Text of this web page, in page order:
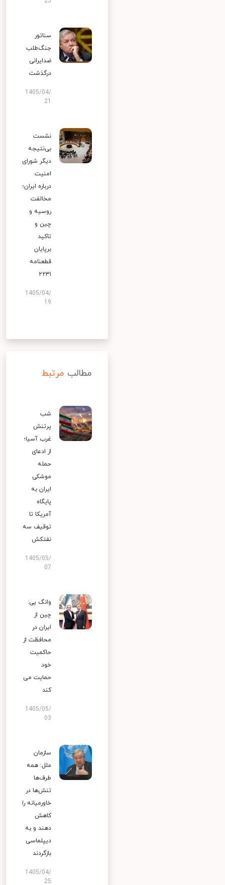
سناتور
جنگ‌طلب
ضدایرانی
درگذشت
1405/04/
نشست
بی‌نتیجه
دیگر شورای
امنیت
درباره ایران؛
مخالفت
روسیه و
چین و
تاکید
برپایان
قطعنامه
۲۲۳۱
1405/04/
19
مطالب مرتبط
شب
پرتنش
غرب آسیا؛
از ادعای
حمله
موشکی
ایران به
پایگاه
آمریکا تا
توقیف سه
نفتکش
1405/05/
07
وانگ یی:
چین از
ایران در
محافظت از
حاکمیت
خود
حمایت می
کند
1405/05/
03
سازمان
ملل: همه
طرف‌ها
تنش‌ها در
خاورمیانه را
کاهش
دهند و به
دیپلماسی
بازگردند
1405/04/
25